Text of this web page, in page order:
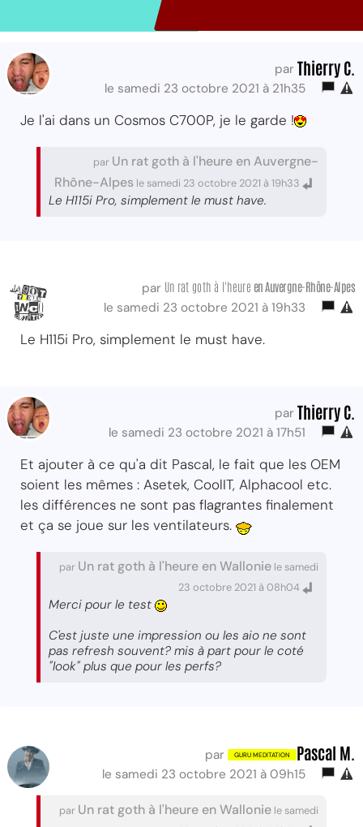
par Thierry C.
le samedi 23 octobre 2021 à 21h35
Je l'ai dans un Cosmos C700P, je le garde !
par Un rat goth à l'heure en Auvergne-
Rhône-Alpes le samedi 23 octobre 2021 à 19h33
Le H115i Pro, simplement le must have.
par Un rat goth à l'heure en Auvergne-Rhône-Alpes
le samedi 23 octobre 2021 à 19h33
Le H115i Pro, simplement le must have.
par Thierry C.
le samedi 23 octobre 2021 à 17h51
Et ajouter à ce qu'a dit Pascal, le fait que les OEM
soient les mêmes : Asetek, CoolIT, Alphacool etc.
les différences ne sont pas flagrantes finalement
et ça se joue sur les ventilateurs.
par Un rat goth à l'heure en Wallonie le samedi
23 octobre 2021 à 08h04
Merci pour le test
C'est juste une impression ou les aio ne sont
pas refresh souvent? mis à part pour le coté
"look" plus que pour les perfs?
par Pascal M.
le samedi 23 octobre 2021 à 09h15
par Un rat goth à l'heure en Wallonie le samedi